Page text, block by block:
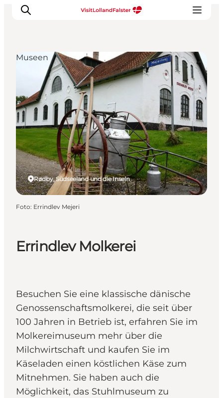
Natur und Outdoor
Familienurlaub
Kultur
Gastronomie
Urlaubsplaner
Errindlev Molkerei
Besuchen Sie eine klassische dänische
Genossenschaftsmolkerei, die seit über
100 Jahren in Betrieb ist, erfahren Sie im
Molkereimuseum mehr über die
Milchwirtschaft und kaufen Sie im
Käseladen einen köstlichen Käse zum
Mitnehmen. Sie haben auch die
Möglichkeit, das Stuhlmuseum zu
Rødby, Südseeland und die Inseln
Museen
Foto: Errindlev Mejeri